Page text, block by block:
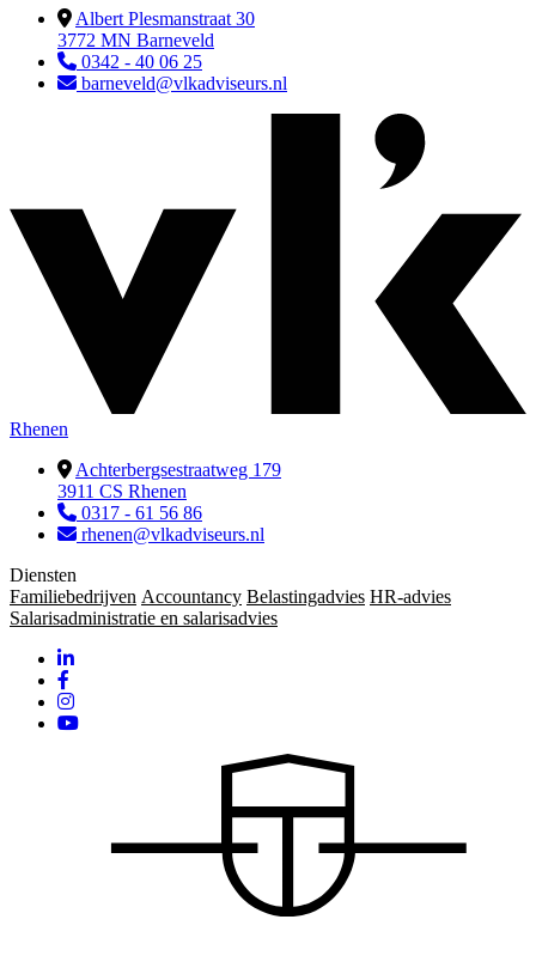
Albert Plesmanstraat 30
3772 MN Barneveld
0342 - 40 06 25
barneveld@vlkadviseurs.nl
Rhenen
Achterbergsestraatweg 179
3911 CS Rhenen
0317 - 61 56 86
rhenen@vlkadviseurs.nl
Diensten
Familiebedrijven Accountancy Belastingadvies HR-advies
Salarisadministratie en salarisadvies